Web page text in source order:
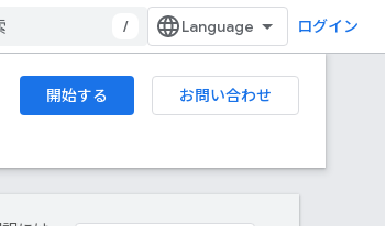
/ ログイン
開始する
お問い合わせ